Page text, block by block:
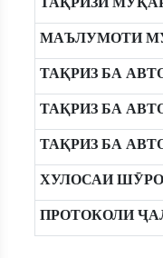
МАЪЛУМОТИ
ТАҚРИЗ БА
ТАҚРИЗ БА
ТАҚРИЗ БА
ХУЛОСАИ
ПРОТОКОЛИ